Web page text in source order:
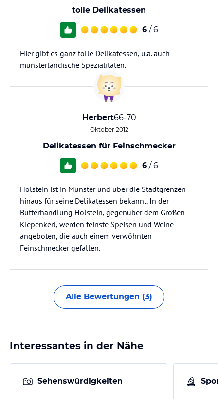
tolle Delikatessen
6 / 6
Hier gibt es ganz tolle Delikatessen, u.a. auch
münsterländische Spezialitäten.
Herbert66-70
Oktober 2012
Delikatessen für Feinschmecker
6 / 6
Holstein ist in Münster und über die Stadtgrenzen
hinaus für seine Delikatessen bekannt. In der
Butterhandlung Holstein, gegenüber dem Großen
Kiepenkerl, werden feinste Speisen und Weine
angeboten, die auch einem verwöhnten
Feinschmecker gefallen.
Alle Bewertungen (3)
Interessantes in der Nähe
Sehenswürdigkeiten